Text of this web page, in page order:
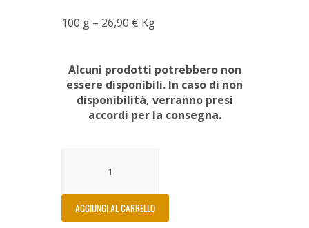
100 g – 26,90 € Kg
Alcuni prodotti potrebbero non
essere disponibili. In caso di non
disponibilità, verranno presi
accordi per la consegna.
AGGIUNGI AL CARRELLO